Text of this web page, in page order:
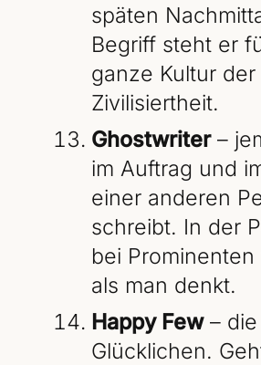
späten
Begriff steht er
ganze Kultur der
Zivilisiertheit.
Ghostwriter–
im Auftrag und
einer anderen
schreibt. In der
bei
als man denkt.
Happy Few– die
Glücklichen.